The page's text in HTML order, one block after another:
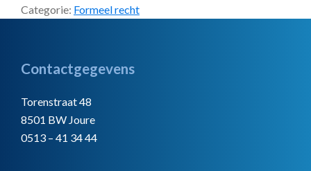
Categorie: Formeel recht
Footer
Contactgegevens
Torenstraat 48
8501 BW Joure
0513 – 41 34 44